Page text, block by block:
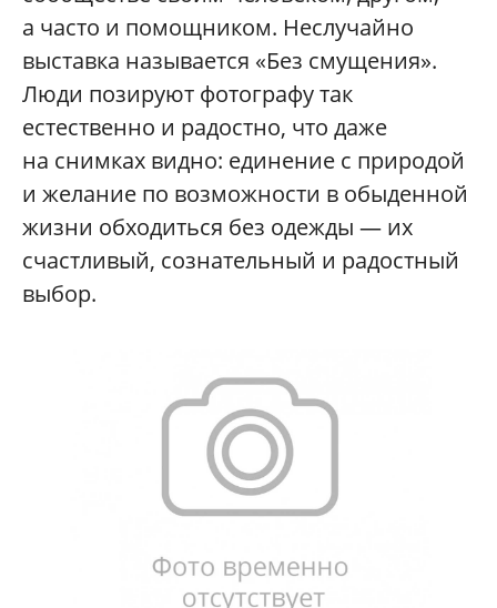
а часто и помощником. Неслучайно
выставка называется «Без смущения».
Люди позируют фотографу так
естественно и радостно, что даже
на снимках видно: единение с природой
и желание по возможности в обыденной
жизни обходиться без одежды — их
счастливый, сознательный и радостный
выбор.